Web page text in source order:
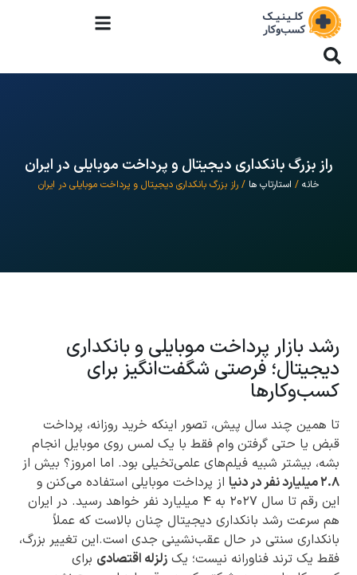
راز بزرگ بانکداری دیجیتال و پرداخت موبایلی در ایران
خانه / استارتاپ ها / راز بزرگ بانکداری دیجیتال و پرداخت موبایلی در ایران
رشد بازار پرداخت موبایلی و بانکداری
دیجیتال؛ فرصتی شگفت‌انگیز برای
کسب‌وکارها
تا همین چند سال پیش، تصور اینکه خرید روزانه، پرداخت
قبض یا حتی گرفتن وام فقط با یک لمس روی موبایل انجام
بشه، بیشتر شبیه فیلم‌های علمی‌تخیلی بود. اما امروز؟ بیش از
۲.۸ میلیارد نفر در دنیا
از پرداخت موبایلی استفاده می‌کنن و
این رقم تا سال ۲۰۲۷ به ۴ میلیارد نفر خواهد رسید. در ایران
هم سرعت رشد بانکداری دیجیتال چنان بالاست که عملاً
بانکداری سنتی در حال عقب‌نشینی جدی است.این تغییر بزرگ،
فقط یک ترند فناورانه نیست؛ یک زلزله اقتصادی برای